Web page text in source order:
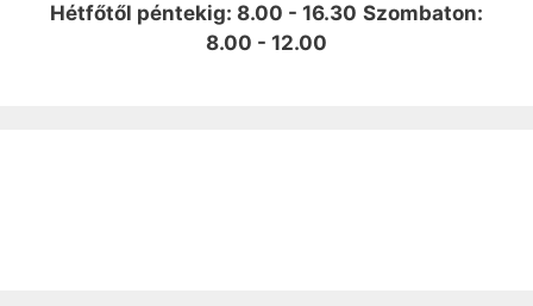
Hétfőtől péntekig: 8.00 - 16.30 Szombaton:
8.00 - 12.00